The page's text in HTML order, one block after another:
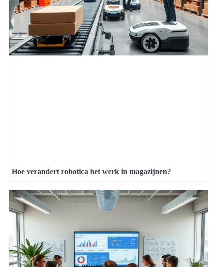
Hoe verandert robotica het werk in magazijnen?